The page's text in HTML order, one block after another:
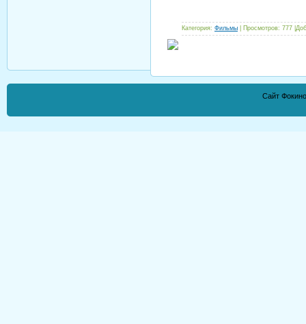
Категория: Фильмы | Просмотров: 777
Сайт